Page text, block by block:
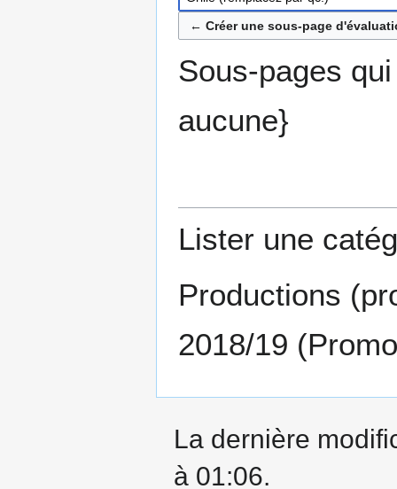
← Créer une sous-page
Sous-pages
aucune}
Lister une
Productions
2018/19
La dernière
à 01:06.